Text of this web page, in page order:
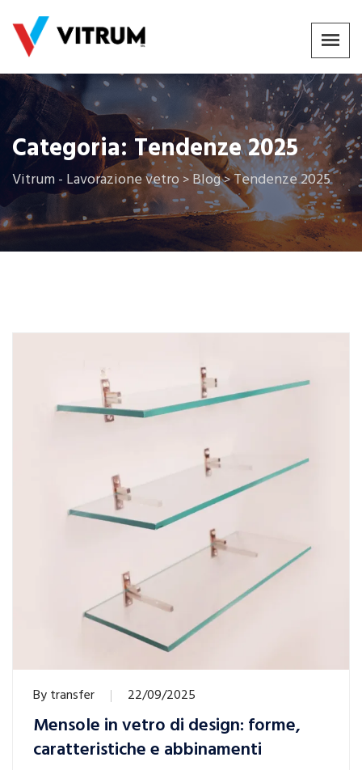
Categoria:Tendenze 2025
Vitrum - Lavorazione vetro >Blog>Tendenze 2025
Bytransfer 22/09/2025
Mensole in vetro di design: forme,
caratteristiche e abbinamenti